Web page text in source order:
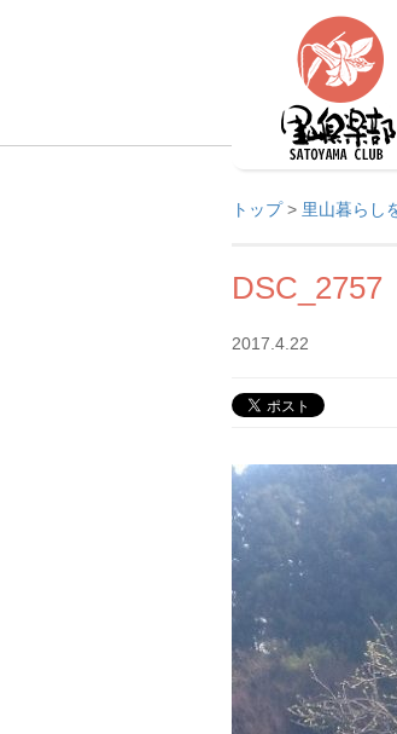
トップ> 里山暮らし
DSC_2757
2017.4.22